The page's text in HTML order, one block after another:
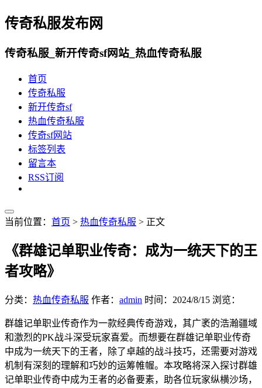
传奇私服发布网
传奇私服_新开传奇sf网站_热血传奇私服
首页
传奇私服
新开传奇sf
热血传奇私服
传奇sf网站
标签列表
留言本
RSS订阅
当前位置： 首页 > 热血传奇私服 > 正文
《群雄记单职业传奇：成为一统天下的王
者攻略》
分类： 热血传奇私服 作者： admin 时间： 2024/8/15 浏览：
群雄记单职业传奇作为一款经典传奇游戏，其广袤的浩瀚疆域
和激烈的PK战斗深受玩家喜爱。而想要在群雄记单职业传奇
中成为一统天下的王者，除了卓越的战斗技巧，还需要对游戏
机制有深刻的理解和巧妙的运筹帷幄。本攻略将深入探讨群雄
记单职业传奇中成为王者的必备要素，助各位玩家纵横沙场，